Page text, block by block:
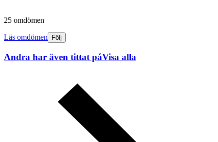
25 omdömen
Läs omdömen Följ
Andra har även tittat påVisa alla